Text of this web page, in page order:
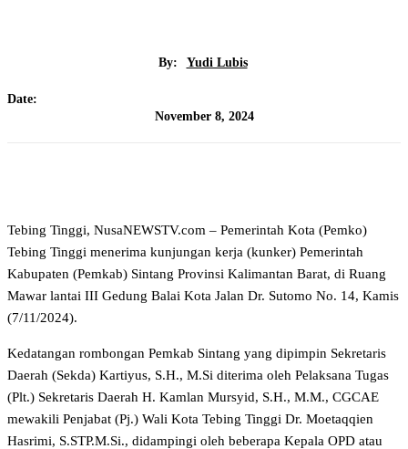
By: Yudi Lubis
Date:
November 8, 2024
Tebing Tinggi, NusaNEWSTV.com – Pemerintah Kota (Pemko)
Tebing Tinggi menerima kunjungan kerja (kunker) Pemerintah
Kabupaten (Pemkab) Sintang Provinsi Kalimantan Barat, di Ruang
Mawar lantai III Gedung Balai Kota Jalan Dr. Sutomo No. 14, Kamis
(7/11/2024).
Kedatangan rombongan Pemkab Sintang yang dipimpin Sekretaris
Daerah (Sekda) Kartiyus, S.H., M.Si diterima oleh Pelaksana Tugas
(Plt.) Sekretaris Daerah H. Kamlan Mursyid, S.H., M.M., CGCAE
mewakili Penjabat (Pj.) Wali Kota Tebing Tinggi Dr. Moetaqqien
Hasrimi, S.STP.M.Si., didampingi oleh beberapa Kepala OPD atau